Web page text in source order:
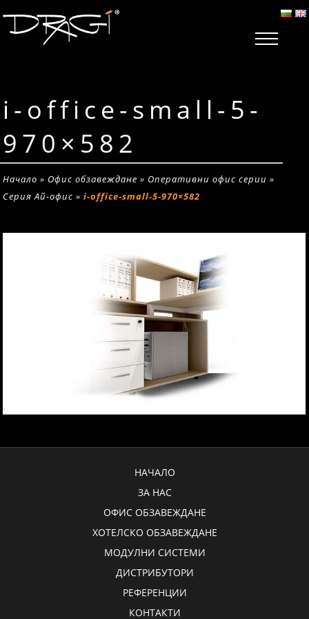
i-office-small-5-
970×582
Начало » Офис обзавеждане » Оперативни офис серии »
Серия Ай-офис »i-office-small-5-970×582
НАЧАЛО
ЗА НАС
ОФИС ОБЗАВЕЖДАНЕ
ХОТЕЛСКО ОБЗАВЕЖДАНЕ
МОДУЛНИ СИСТЕМИ
ДИСТРИБУТОРИ
РЕФЕРЕНЦИИ
КОНТАКТИ